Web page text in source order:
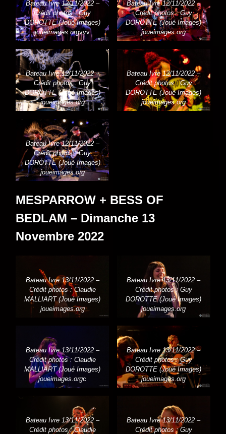
Bateau Ivre 12/11/2022 –
Crédit photos : Guy
DOROTTE (Joué Images)
joueimages.orgvvv
Bateau Ivre 12/11/2022 –
Crédit photos : Guy
DOROTTE (Joué Images)
joueimages.org
Bateau Ivre 12/11/2022 –
Crédit photos : Guy
DOROTTE (Joué Images)
joueimages.org
Bateau Ivre 12/11/2022 –
Crédit photos : Guy
DOROTTE (Joué Images)
joueimages.org
Bateau Ivre 12/11/2022 –
Crédit photos : Guy
DOROTTE (Joué Images)
joueimages.org
MESPARROW + BESS OF
BEDLAM – Dimanche 13
Novembre 2022
Bateau Ivre 13/11/2022 –
Crédit photos : Claudie
MALLIART (Joué Images)
joueimages.org
Bateau Ivre 13/11/2022 –
Crédit photos : Claudie
MALLIART (Joué Images)
joueimages.orgc
Bateau Ivre 13/11/2022 –
Crédit photos : Claudie
Bateau Ivre 13/11/2022 –
Crédit photos : Guy
DOROTTE (Joué Images)
joueimages.org
Bateau Ivre 13/11/2022 –
Crédit photos : Guy
DOROTTE (Joué Images)
joueimages.org
Bateau Ivre 13/11/2022 –
Crédit photos : Guy